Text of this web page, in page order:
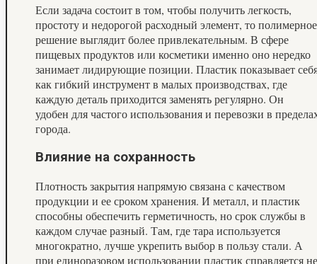
Если задача состоит в том, чтобы получить легкость,
простоту и недорогой расходный элемент, то полимерное
решение выглядит более привлекательным. В сфере
пищевых продуктов или косметики именно оно нередко
занимает лидирующие позиции. Пластик показывает
как гибкий инструмент в малых производствах, где
каждую деталь приходится заменять регулярно. Он
удобен для частого использования и перевозки в
города.
Влияние на сохранность
Плотность закрытия напрямую связана с качеством
продукции и ее сроком хранения. И металл, и пластик
способны обеспечить герметичность, но срок службы в
каждом случае разный. Там, где тара используется
многократно, лучше укрепить выбор в пользу стали. А
при единоразовом использовании пластик справляется не